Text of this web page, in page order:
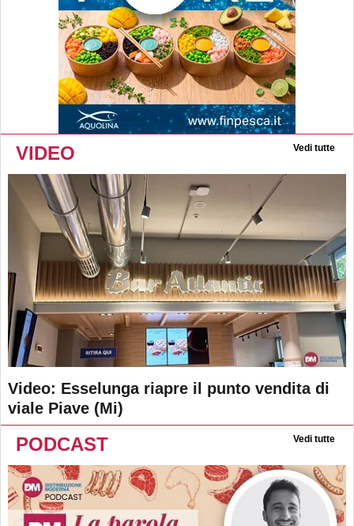
VIDEO Vedi tutte
Video: Esselunga riapre il punto vendita di
viale Piave (Mi)
PODCAST Vedi tutte